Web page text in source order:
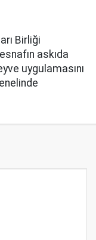
Birliği
askıda
uygulamasını